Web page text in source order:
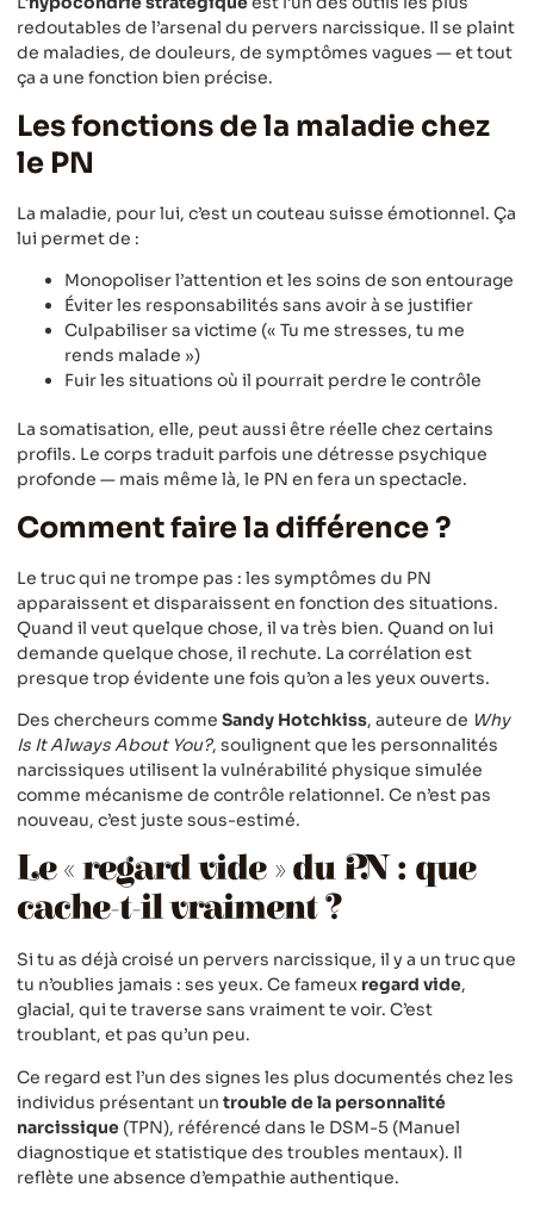
redoutables de l’arsenal du pervers narcissique. Il se plaint
de maladies, de douleurs, de symptômes vagues — et tout
ça a une fonction bien précise.
Les fonctions de la maladie chez
le PN
La maladie, pour lui, c’est un couteau suisse émotionnel. Ça
lui permet de :
Monopoliser l’attention et les soins de son entourage
Éviter les responsabilités sans avoir à se justifier
Culpabiliser sa victime (« Tu me stresses, tu me
rends malade »)
Fuir les situations où il pourrait perdre le contrôle
La somatisation, elle, peut aussi être réelle chez certains
profils. Le corps traduit parfois une détresse psychique
profonde — mais même là, le PN en fera un spectacle.
Comment faire la différence ?
Le truc qui ne trompe pas : les symptômes du PN
apparaissent et disparaissent en fonction des situations.
Quand il veut quelque chose, il va très bien. Quand on lui
demande quelque chose, il rechute. La corrélation est
presque trop évidente une fois qu’on a les yeux ouverts.
Des chercheurs comme Sandy Hotchkiss, auteure de Why
Is It Always About You?, soulignent que les personnalités
narcissiques utilisent la vulnérabilité physique simulée
comme mécanisme de contrôle relationnel. Ce n’est pas
nouveau, c’est juste sous-estimé.
Le « regard vide » du PN : que
cache-t-il vraiment ?
Si tu as déjà croisé un pervers narcissique, il y a un truc que
tu n’oublies jamais : ses yeux. Ce fameux regard vide,
glacial, qui te traverse sans vraiment te voir. C’est
troublant, et pas qu’un peu.
Ce regard est l’un des signes les plus documentés chez les
individus présentant un trouble de la personnalité
narcissique (TPN), référencé dans le DSM-5 (Manuel
diagnostique et statistique des troubles mentaux). Il
reflète une absence d’empathie authentique.